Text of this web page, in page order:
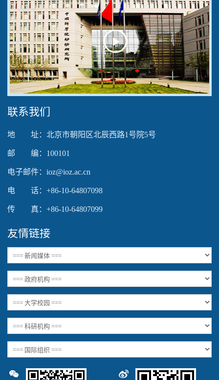
Play
Video
联系我们
地 址：北京市朝阳区北辰西路1号院5号
邮 编：100101
电子邮件：ioz@ioz.ac.cn
电 话：+86-10-64807098
传 真：+86-10-64807099
友情链接